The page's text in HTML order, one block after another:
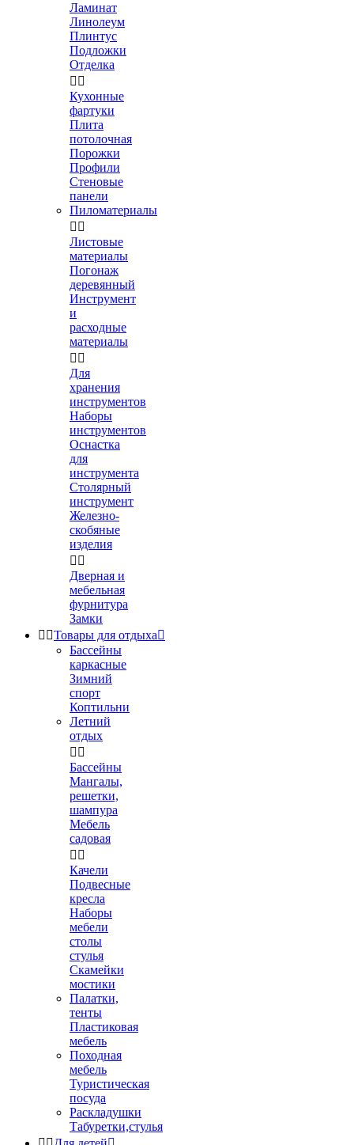
Ламинат
Линолеум
Плинтус
Подложки
Отделка
 
Кухонные
фартуки
Плита
потолочная
Порожки
Профили
Стеновые
панели
Пиломатериалы
 
Листовые
материалы
Погонаж
деревянный
Инструмент
и
расходные
материалы
 
Для
хранения
инструментов
Наборы
инструментов
Оснастка
для
инструмента
Столярный
инструмент
Железно-
скобяные
изделия
 
Дверная и
мебельная
фурнитура
Замки
 Товары для отдыха
Бассейны
каркасные
Зимний
спорт
Коптильни
Летний
отдых
 
Бассейны
Мангалы,
решетки,
шампура
Мебель
садовая
 
Качели
Подвесные
кресла
Наборы
мебели
столы
стулья
Скамейки
мостики
Палатки,
тенты
Пластиковая
мебель
Походная
мебель
Туристическая
посуда
Раскладушки
Табуретки,стулья